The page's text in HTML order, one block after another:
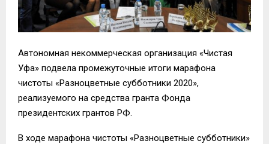
Автономная некоммерческая организация «Чистая
Уфа» подвела промежуточные итоги марафона
чистоты «Разноцветные субботники 2020»,
реализуемого на средства гранта Фонда
президентских грантов РФ.
В ходе марафона чистоты «Разноцветные субботники»